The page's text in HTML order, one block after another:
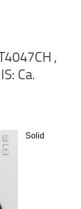
,
Ca.
Solid